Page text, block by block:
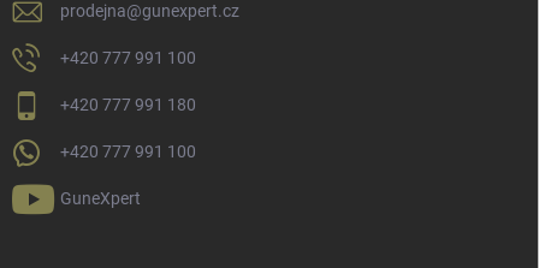
prodejna@gunexpert.cz
+420 777 991 100
+420 777 991 180
+420 777 991 100
GuneXpert